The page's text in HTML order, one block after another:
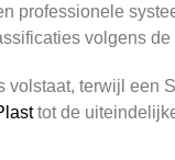
professionele
volgens
terwijl
tot de